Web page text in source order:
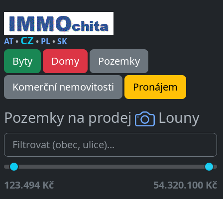
AT• CZ • PL•SK
Byty Domy
Pozemky
Komerční nemovitosti
Pronájem
Pozemky na prodej Louny
123.494 Kč 54.320.100 Kč